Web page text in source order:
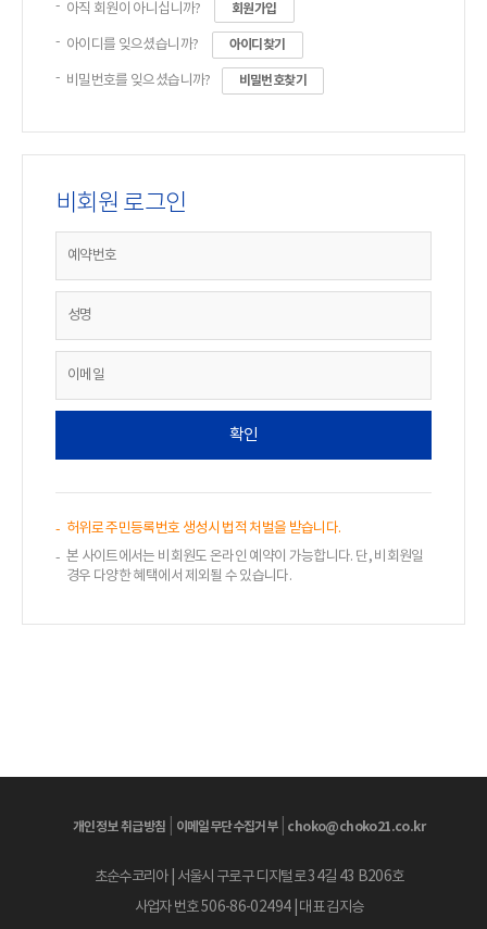
아직 회원이 아니십니까? 회원가입
아이디를 잊으셨습니까? 아이디찾기
비밀번호를 잊으셨습니까? 비밀번호찾기
비회원 로그인
허위로 주민등록번호 생성시 법적 처벌을 받습니다.
본 사이트에서는 비회원도 온라인 예약이 가능합니다. 단, 비회원일
경우 다양한 혜택에서 제외될 수 있습니다.
개인정보 취급방침 이메일무단수집거부| choko@choko21.co.kr
초순수코리아 | 서울시 구로구 디지털로 34길 43 B206호
사업자 번호 506-86-02494 | 대표 김지승